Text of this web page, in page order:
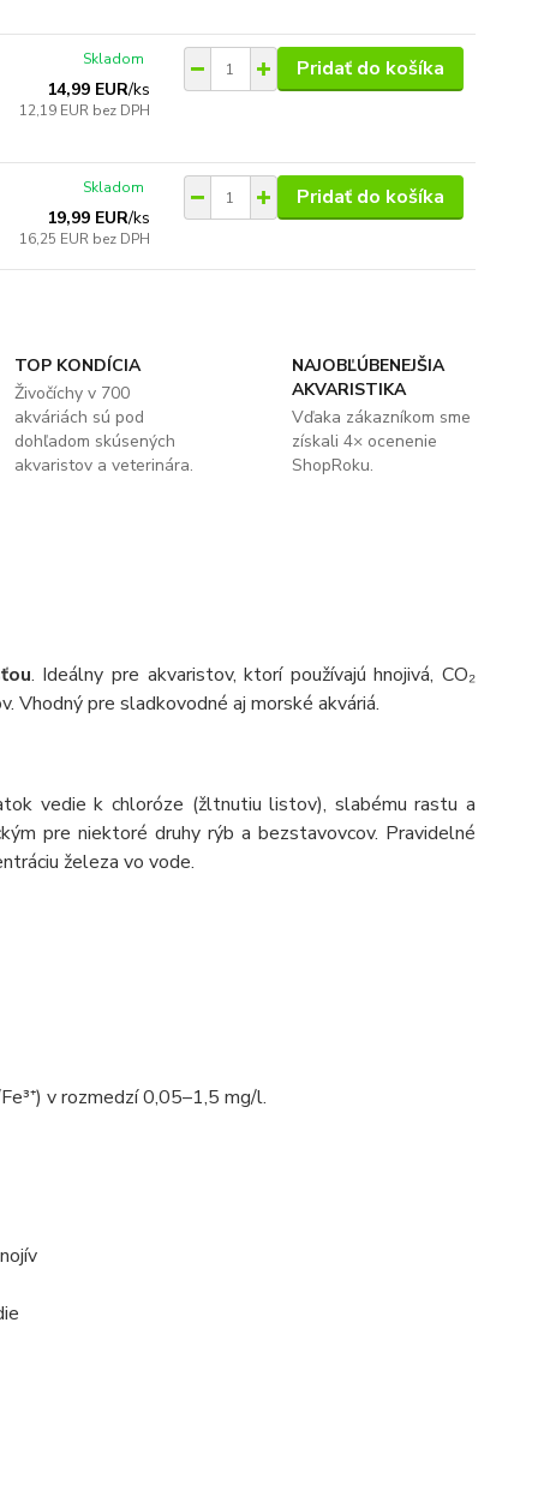
14,99 EUR/ks
12,19 EUR bez DPH
Skladom Pridať do košíka
19,99 EUR/ks
16,25 EUR bez DPH
Skladom Pridať do košíka
TOP KONDÍCIA
Živočíchy v 700
akváriách sú pod
dohľadom skúsených
akvaristov a veterinára.
NAJOBĽÚBENEJŠIA
AKVARISTIKA
Vďaka zákazníkom sme
získali 4× ocenenie
ShopRoku.
. Ideálny pre akvaristov, ktorí používajú hnojivá, CO₂
Vhodný pre sladkovodné aj morské akváriá.
vedie k chloróze (žltnutiu listov), slabému rastu a
pre niektoré druhy rýb a bezstavovcov. Pravidelné
železa vo vode.
v rozmedzí 0,05–1,5 mg/l.